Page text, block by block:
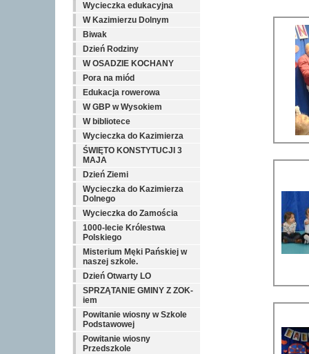
Wycieczka edukacyjna
W Kazimierzu Dolnym
Biwak
Dzień Rodziny
W OSADZIE KOCHANY
Pora na miód
Edukacja rowerowa
W GBP w Wysokiem
W bibliotece
Wycieczka do Kazimierza
ŚWIĘTO KONSTYTUCJI 3
MAJA
Dzień Ziemi
Wycieczka do Kazimierza
Dolnego
Wycieczka do Zamościa
1000-lecie Królestwa
Polskiego
Misterium Męki Pańskiej w
naszej szkole.
Dzień Otwarty LO
SPRZĄTANIE GMINY Z ZOK-
iem
Powitanie wiosny w Szkole
Podstawowej
Powitanie wiosny
Przedszkole